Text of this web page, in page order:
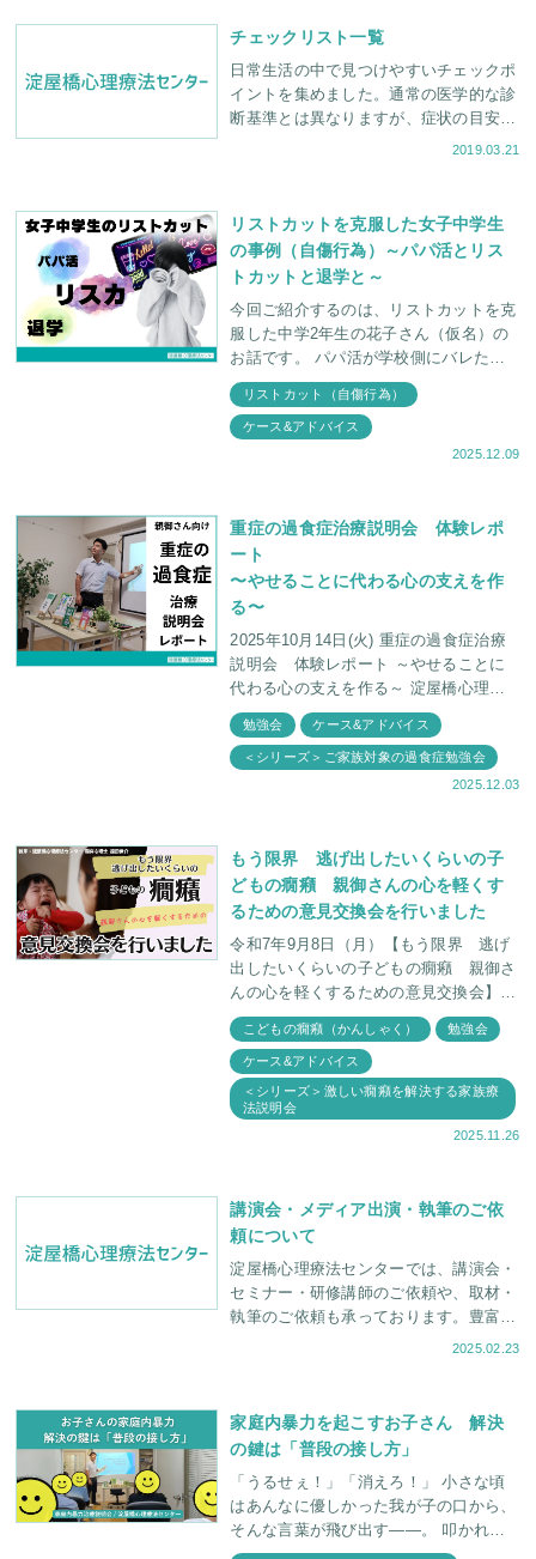
チェックリスト一覧
日常生活の中で見つけやすいチェックポ
イントを集めました。通常の医学的な診
断基準とは異なりますが、症状の目安に
2019.03.21
リストカットを克服した女子中学生
の事例（自傷行為）～パパ活とリス
トカットと退学と～
今回ご紹介するのは、リストカットを克
服した中学2年生の花子さん（仮名）の
お話です。 パパ活が学校側にバレたこ
とで退学処分 リストカットのみなら
ず、深夜徘徊、オーバードーズ(OD)する
リストカット（自傷行為）
ケース&アドバイス
2025.12.09
重症の過食症治療説明会 体験レポ
ート
〜やせることに代わる心の支えを作
る〜
2025年10月14日(火) 重症の過食症治療
説明会 体験レポート ～やせることに
代わる心の支えを作る～ 淀屋橋心理療
法センターでは臨床心理士・福田俊介と
精神科医・福田俊一とともに、ゲー
勉強会 ケース&アドバイス
＜シリーズ＞ご家族対象の過食症勉強会
2025.12.03
もう限界 逃げ出したいくらいの子
どもの癇癪 親御さんの心を軽くす
るための意見交換会を行いました
令和7年9月8日（月）【もう限界 逃げ
出したいくらいの子どもの癇癪 親御さ
んの心を軽くするための意見交換会】を
開催しました。 この日は、親御さん同
士が円になって自己紹介をしていただく
ところから始
こどもの癇癪（かんしゃく） 勉強会
ケース&アドバイス
＜シリーズ＞激しい癇癪を解決する家族療
法説明会
2025.11.26
講演会・メディア出演・執筆のご依
頼について
淀屋橋心理療法センターでは、講演会・
セミナー・研修講師のご依頼や、取材・
執筆のご依頼も承っております。豊富な
経験を持つカウンセラーが対応させてい
2025.02.23
家庭内暴力を起こすお子さん 解決
の鍵は「普段の接し方」
「うるせぇ！」「消えろ！」 小さな頃
はあんなに優しかった我が子の口から、
そんな言葉が飛び出す——。 叩かれ、
蹴られ、物を投げつけられる——。 ど